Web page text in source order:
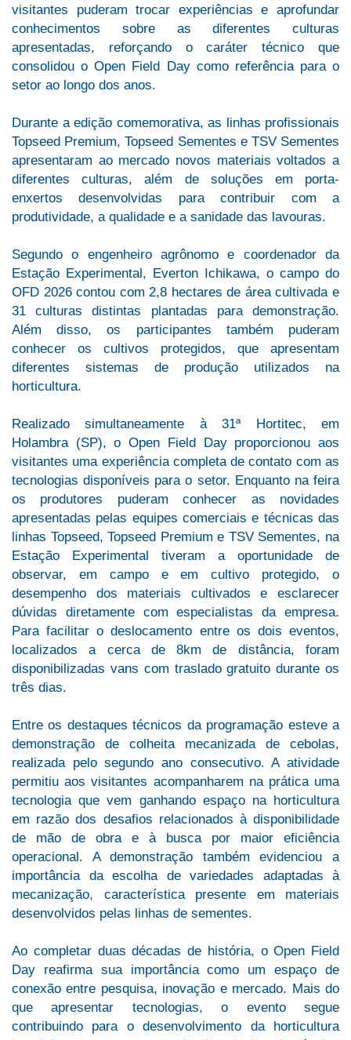
visitantes puderam trocar experiências e aprofundar
conhecimentos sobre as diferentes culturas
apresentadas, reforçando o caráter técnico que
consolidou o Open Field Day como referência para o
setor ao longo dos anos.
Durante a edição comemorativa, as linhas profissionais
Topseed Premium, Topseed Sementes e TSV Sementes
apresentaram ao mercado novos materiais voltados a
diferentes culturas, além de soluções em porta-
enxertos desenvolvidas para contribuir com a
produtividade, a qualidade e a sanidade das lavouras.
Segundo o engenheiro agrônomo e coordenador da
Estação Experimental, Everton Ichikawa, o campo do
OFD 2026 contou com 2,8 hectares de área cultivada e
31 culturas distintas plantadas para demonstração.
Além disso, os participantes também puderam
conhecer os cultivos protegidos, que apresentam
diferentes sistemas de produção utilizados na
horticultura.
Realizado simultaneamente à 31ª Hortitec, em
Holambra (SP), o Open Field Day proporcionou aos
visitantes uma experiência completa de contato com as
tecnologias disponíveis para o setor. Enquanto na feira
os produtores puderam conhecer as novidades
apresentadas pelas equipes comerciais e técnicas das
linhas Topseed, Topseed Premium e TSV Sementes, na
Estação Experimental tiveram a oportunidade de
observar, em campo e em cultivo protegido, o
desempenho dos materiais cultivados e esclarecer
dúvidas diretamente com especialistas da empresa.
Para facilitar o deslocamento entre os dois eventos,
localizados a cerca de 8km de distância, foram
disponibilizadas vans com traslado gratuito durante os
três dias.
Entre os destaques técnicos da programação esteve a
demonstração de colheita mecanizada de cebolas,
realizada pelo segundo ano consecutivo. A atividade
permitiu aos visitantes acompanharem na prática uma
tecnologia que vem ganhando espaço na horticultura
em razão dos desafios relacionados à disponibilidade
de mão de obra e à busca por maior eficiência
operacional. A demonstração também evidenciou a
importância da escolha de variedades adaptadas à
mecanização, característica presente em materiais
desenvolvidos pelas linhas de sementes.
Ao completar duas décadas de história, o Open Field
Day reafirma sua importância como um espaço de
conexão entre pesquisa, inovação e mercado. Mais do
que apresentar tecnologias, o evento segue
contribuindo para o desenvolvimento da horticultura